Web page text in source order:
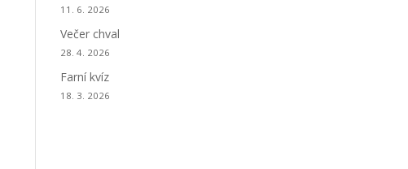
11. 6. 2026
Večer chval
28. 4. 2026
Farní kvíz
18. 3. 2026